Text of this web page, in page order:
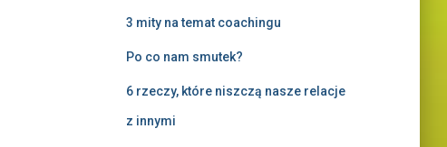
3 mity na temat coachingu
Po co nam smutek?
6 rzeczy, które niszczą nasze relacje
z innymi